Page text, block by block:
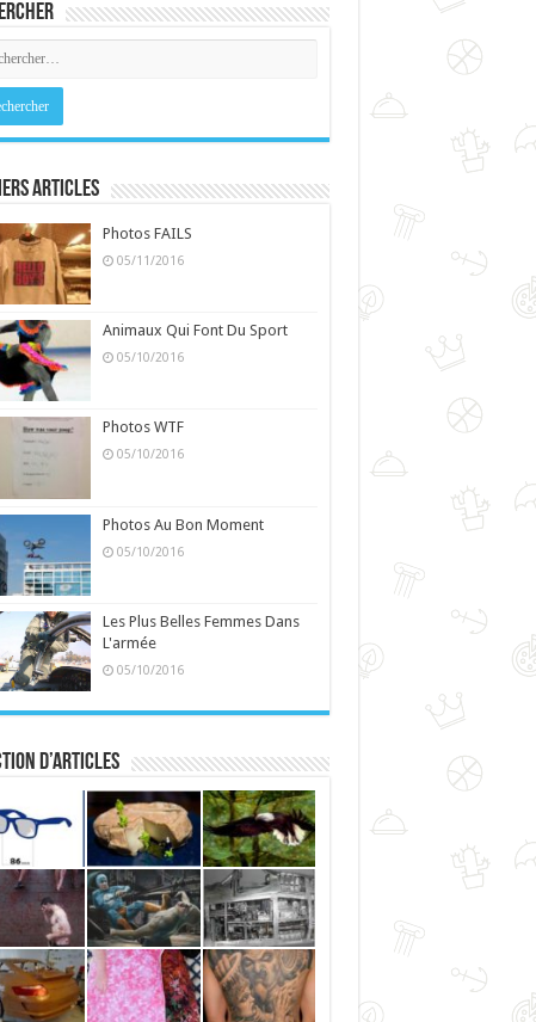
Articles
Photos FAILS
05/11/2016
Animaux Qui Font Du Sport
05/10/2016
Photos WTF
05/10/2016
Photos Au Bon Moment
05/10/2016
Les Plus Belles Femmes Dans
L'armée
05/10/2016
d’articles